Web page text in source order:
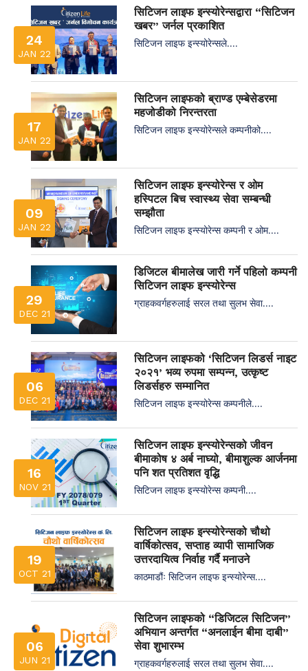
24
JAN 22
सिटिजन लाइफ इन्स्योरेन्सद्वारा “सिटिजन
खबर” जर्नल प्रकाशित
सिटिजन लाइफ इन्स्योरेन्सले....
17
JAN 22
सिटिजन लाइफको ब्राण्ड एम्बेसेडरमा
महजोडीको निरन्तरता
सिटिजन लाइफ इन्स्योरेन्सले कम्पनीको....
09
JAN 22
सिटिजन लाइफ इन्स्योरेन्स र ओम
हस्पिटल बिच स्वास्थ्य सेवा सम्बन्धी
सम्झौता
सिटिजन लाइफ इन्स्योरेन्स कम्पनी र ओम....
29
DEC 21
डिजिटल बीमालेख जारी गर्ने पहिलो कम्पनी
सिटिजन लाइफ इन्स्योरेन्स
ग्राहकवर्गहरुलाई सरल तथा सुलभ सेवा....
06
DEC 21
सिटिजन लाइफको ‘सिटिजन लिडर्स नाइट
२०२१’ भव्य रुपमा सम्पन्न, उत्कृष्ट
लिडर्सहरु सम्मानित
सिटिजन लाइफ इन्स्योरेन्स कम्पनीले....
16
NOV 21
सिटिजन लाइफ इन्स्योरेन्सको जीवन
बीमाकोष ४ अर्ब नाघ्यो, बीमाशुल्क आर्जनमा
पनि शत प्रतिशत वृद्धि
सिटिजन लाइफ इन्स्योरेन्स कम्पनी....
19
OCT 21
सिटिजन लाइफ इन्स्योरेन्सको चौथो
वार्षिकोत्सव, सप्ताह व्यापी सामाजिक
उत्तरदायित्व निर्वाह गर्दै मनाउने
काठमाडौंः सिटिजन लाइफ इन्स्योरेन्स....
06
JUN 21
सिटिजन लाइफको “डिजिटल सिटिजन”
अभियान अन्तर्गत “अनलाईन बीमा दाबी”
सेवा शुभारम्भ
ग्राहकवर्गहरुलाई सरल तथा सुलभ सेवा....